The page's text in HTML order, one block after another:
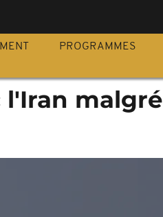
PROGRAMMES
malgré